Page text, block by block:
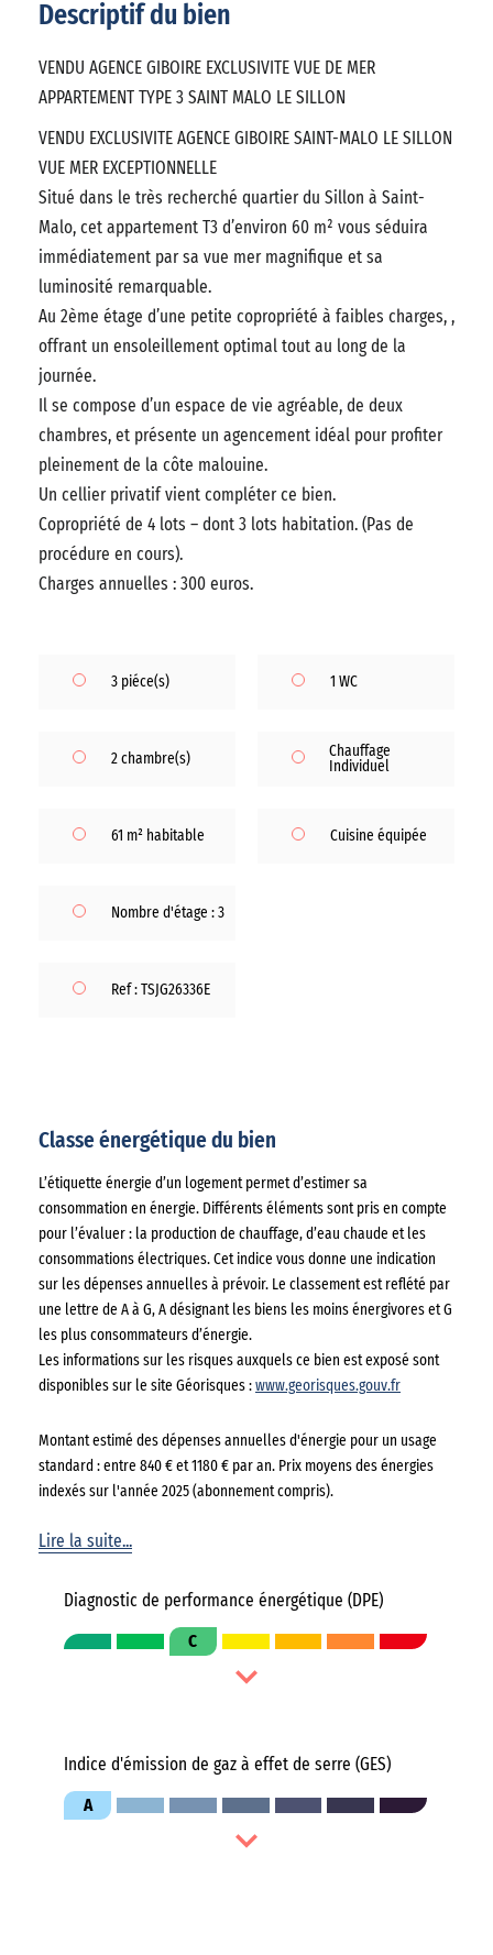
Descriptif du bien
VENDU AGENCE GIBOIRE EXCLUSIVITE VUE DE MER
APPARTEMENT TYPE 3 SAINT MALO LE SILLON
VENDU EXCLUSIVITE AGENCE GIBOIRE SAINT-MALO LE SILLON
VUE MER EXCEPTIONNELLE
Situé dans le très recherché quartier du Sillon à Saint-
Malo, cet appartement T3 d’environ 60 m² vous séduira
immédiatement par sa vue mer magnifique et sa
luminosité remarquable.
Au 2ème étage d’une petite copropriété à faibles charges, ,
offrant un ensoleillement optimal tout au long de la
journée.
Il se compose d’un espace de vie agréable, de deux
chambres, et présente un agencement idéal pour profiter
pleinement de la côte malouine.
Un cellier privatif vient compléter ce bien.
Copropriété de 4 lots – dont 3 lots habitation. (Pas de
procédure en cours).
Charges annuelles : 300 euros.
3 piéce(s)
2 chambre(s)
61 m² habitable
1 WC
Chauffage
Individuel
Cuisine équipée
Nombre d'étage : 3
Ref : TSJG26336E
Classe énergétique du bien
L’étiquette énergie d’un logement permet d’estimer sa
consommation en énergie. Différents éléments sont pris en compte
pour l’évaluer : la production de chauffage, d’eau chaude et les
consommations électriques. Cet indice vous donne une indication
sur les dépenses annuelles à prévoir. Le classement est reflété par
une lettre de A à G, A désignant les biens les moins énergivores et G
les plus consommateurs d’énergie.
Les informations sur les risques auxquels ce bien est exposé sont
disponibles sur le site Géorisques : www.georisques.gouv.fr
Montant estimé des dépenses annuelles d'énergie pour un usage
standard : entre 840 € et 1180 € par an. Prix moyens des énergies
indexés sur l'année 2025 (abonnement compris).
Lire la suite...
Diagnostic de performance énergétique (DPE)
C
Indice d'émission de gaz à effet de serre (GES)
A